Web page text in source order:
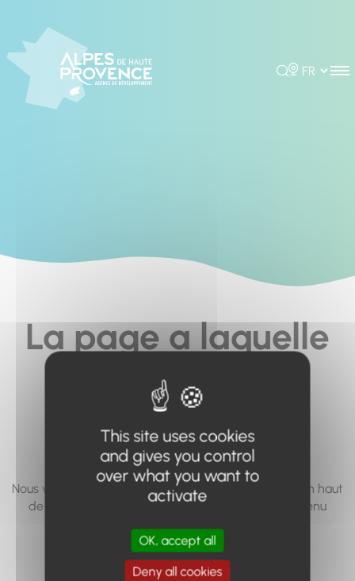
Rechercher
Choisir la
La page a laquelle
vous cherchez à
accéder n'existe
pas... ou plus.
Nous vous invitons à utiliser le moteur de recherche en haut
de page, ou à utiliser le menu pour trouver le contenu
Retour à l'accueil
This site uses cookies
and gives you control
over what you want to
activate
OK, accept all
Deny all cookies